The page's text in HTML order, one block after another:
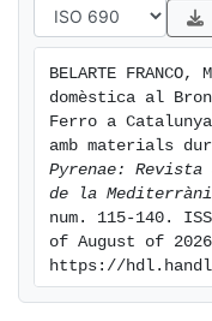
BELARTE
domèstica al
Ferro a
Pyrenae:
de la
num. 115-140.
of August of
https://